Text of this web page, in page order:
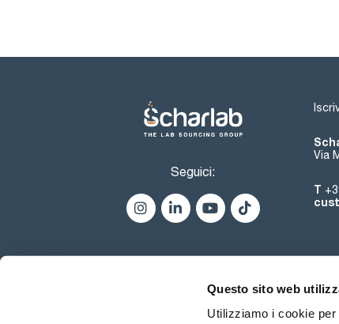
Questo sito web
Utilizziamo i cookie
Seguici:
Via
T